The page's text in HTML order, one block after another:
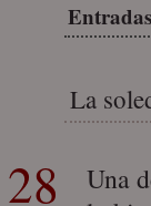
La
28
Una